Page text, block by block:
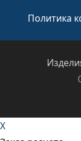
Политика
X